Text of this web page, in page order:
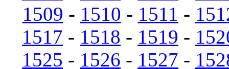
1509 - 1510 - 1511 -
1517 - 1518 - 1519 -
1525 - 1526 - 1527 -